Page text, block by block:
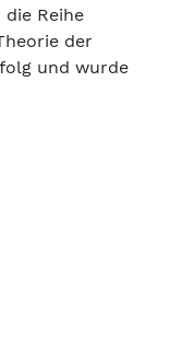
Reihe
der
und wurde